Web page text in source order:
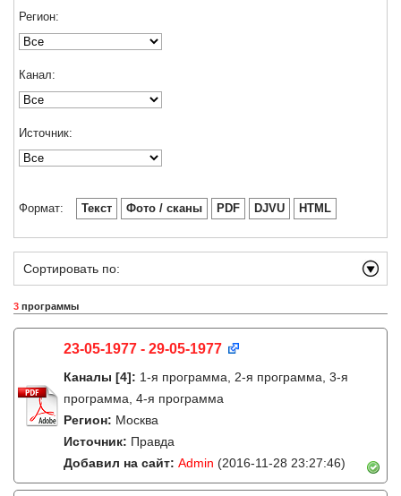
Регион:
Канал:
Источник:
Формат: Текст Фото / сканы PDF DJVU HTML
Сортировать по:
3 программы
23-05-1977 - 29-05-1977
Каналы [4]: 1-я программа, 2-я программа, 3-я
программа, 4-я программа
Регион: Москва
Источник: Правда
Добавил на сайт: Admin (2016-11-28 23:27:46)